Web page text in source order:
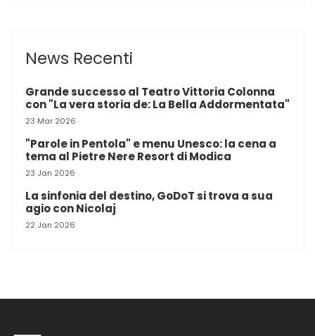
News Recenti
Grande successo al Teatro Vittoria Colonna
con "La vera storia de: La Bella Addormentata"
23 Mar 2026
"Parole in Pentola" e menu Unesco: la cena a
tema al Pietre Nere Resort di Modica
23 Jan 2026
La sinfonia del destino, GoDoT si trova a sua
agio con Nicolaj
22 Jan 2026